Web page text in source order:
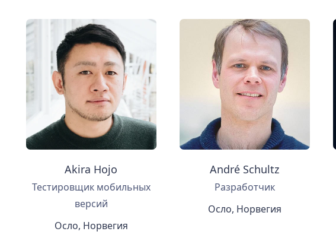
Akira Hojo
Тестировщик мобильных
версий
Осло, Норвегия
André Schultz
Разработчик
Осло, Норвегия